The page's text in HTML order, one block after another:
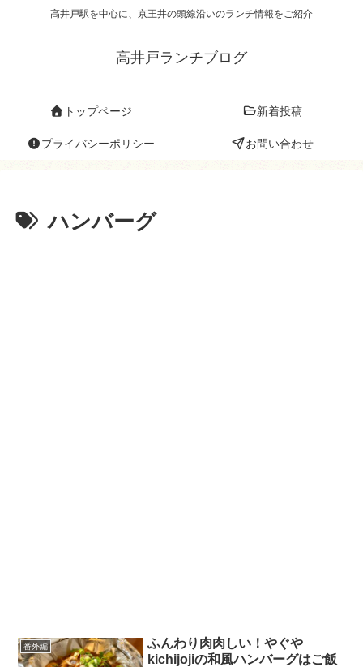
高井戸駅を中心に、京王井の頭線沿いのランチ情報をご紹介
高井戸ランチブログ
トップページ 新着投稿
プライバシーポリシー お問い合わせ
ハンバーグ
番外編
ふんわり肉肉しい！やぐや
kichijojiの和風ハンバーグはご飯